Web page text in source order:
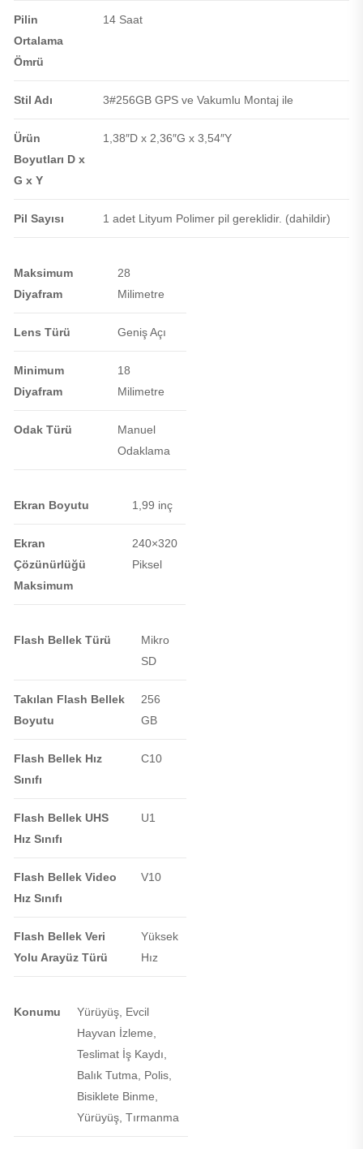
Pilin
Ortalama
Ömrü
14 Saat
Stil Adı 3#256GB GPS ve Vakumlu Montaj ile
Ürün
Boyutları D x
G x Y
1,38″D x 2,36″G x 3,54″Y
Pil Sayısı 1 adet Lityum Polimer pil gereklidir. (dahildir)
Maksimum
Diyafram
28
Milimetre
Lens Türü Geniş Açı
Minimum
Diyafram
18
Milimetre
Odak Türü
Manuel
Odaklama
Ekran Boyutu 1,99 inç
Ekran
Çözünürlüğü
Maksimum
240×320
Piksel
Flash Bellek Türü
Mikro
SD
Takılan Flash Bellek
Boyutu
256
GB
Flash Bellek Hız
Sınıfı
C10
Flash Bellek UHS
Hız Sınıfı
U1
Flash Bellek Video
Hız Sınıfı
V10
Flash Bellek Veri
Yolu Arayüz Türü
Yüksek
Hız
Konumu
Yürüyüş, Evcil
Hayvan İzleme,
Teslimat İş Kaydı,
Balık Tutma, Polis,
Bisiklete Binme,
Yürüyüş, Tırmanma